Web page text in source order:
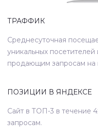
ТРАФФИК
Среднесуточная
уникальных
продающим запросам на
ПОЗИЦИИ В ЯНДЕКСЕ
Сайт в ТОП-3 в течение
запросам.